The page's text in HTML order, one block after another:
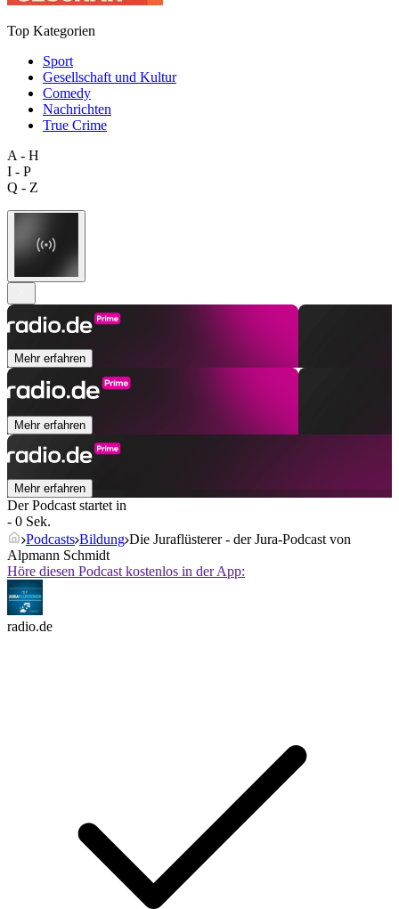
Top Kategorien
Sport
Gesellschaft und Kultur
Comedy
Nachrichten
True Crime
A - H
I - P
Q - Z
Mehr erfahren
Mehr erfahren
Mehr erfahren
Der Podcast startet in
- 0 Sek.
Podcasts Bildung Die Juraflüsterer - der Jura-Podcast von
Alpmann Schmidt
Höre diesen Podcast kostenlos in der App:
radio.de